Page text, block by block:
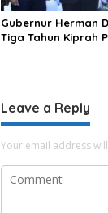
Gubernur Herman
Tiga Tahun Kiprah
Leave a Reply
Your email address